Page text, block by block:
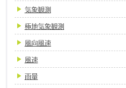
気象観測
極地気象観測
風向風速
風速
雨量